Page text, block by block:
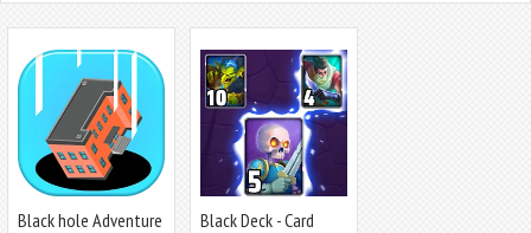
Black hole Adventure
Black Deck - Card